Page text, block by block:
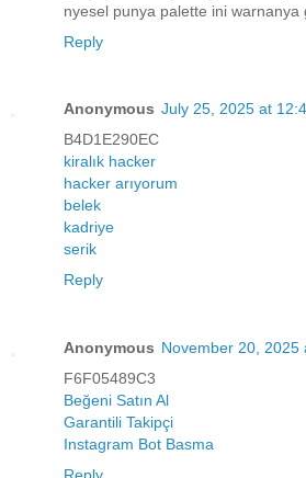
nyesel punya palette ini warnanya
Reply
Anonymous July 25, 2025 at
B4D1E290EC
kiralık hacker
hacker arıyorum
belek
kadriye
serik
Reply
Anonymous November 20, 2025
F6F05489C3
Beğeni Satın Al
Garantili Takipçi
Instagram Bot Basma